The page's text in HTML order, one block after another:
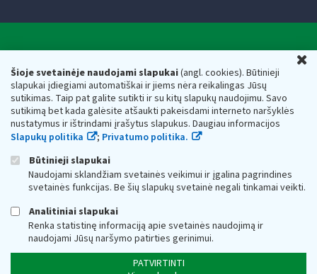
Šioje svetainėje naudojami slapukai(angl. cookies). Būtinieji
slapukai įdiegiami automatiškai ir jiems nėra reikalingas Jūsų
sutikimas. Taip pat galite sutikti ir su kitų slapukų naudojimu. Savo
sutikimą bet kada galėsite atšaukti pakeisdami interneto naršyklės
nustatymus ir ištrindami įrašytus slapukus. Daugiau informacijos
Slapukų politika
; Privatumo politika.
Būtinieji slapukai
Naudojami sklandžiam svetainės veikimui ir įgalina pagrindines
svetainės funkcijas. Be šių slapukų svetainė negali tinkamai veikti.
Analitiniai slapukai
Renka statistinę informaciją apie svetainės naudojimą ir
naudojami Jūsų naršymo patirties gerinimui.
PATVIRTINTI
Respublikos finansų ministerijos
Biudžetinė įstaiga. Juridinio asmens kodas — 188659752,
adresas: Vasario 16-osios g. 14, 01107 Vilnius, Lietuva, el.paštas:
vmi@vmi.lt, E. pristatymo dėžutės adresas 188659752
Duomenys apie Valstybinę mokesčių inspekciją prie Lietuvos
Respublikos finansų ministerijos kaupiami ir saugomi Juridinių